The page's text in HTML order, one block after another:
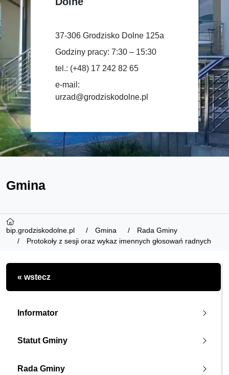
37-306 Grodzisko Dolne 125a
Godziny pracy: 7:30 – 15:30
tel.: (+48) 17 242 82 65
e-mail:
urzad@grodziskodolne.pl
Gmina
bip.grodziskodolne.pl Gmina
Rada Gminy
Protokoły z sesji oraz wykaz imennych głosowań radnych
« wstecz
Informator
Statut Gminy
Rada Gminy